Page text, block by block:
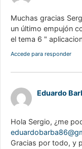
Muchas gracias
un último empujón
el tema 6 "
Accede para responder
Eduardo
Hola Sergio, ¿me
Gracias por todo, y